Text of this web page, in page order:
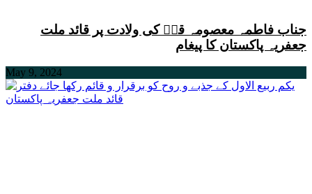
جناب فاطمہ معصومہ قمؑ کی ولادت پر قائد ملت
جعفریہ پاکستان کا پیغام
May 9, 2024